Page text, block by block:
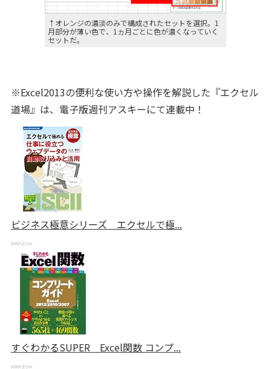
↑オレンジの濃淡のみで構成されたセットを選択。1
月部分が薄い色で、1ヵ月ごとに色が濃くなっていく
セットだ。
※Excel2013の便利な使い方や操作を解説した『エクセル
道場』は、電子版週刊アスキーにて連載中！
ビジネス極意シリーズ エクセルで極...
すぐわかるSUPER Excel関数 コンプ...